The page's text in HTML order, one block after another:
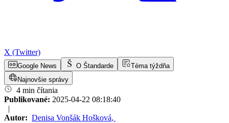
X (Twitter)
Google News O Štandarde
Téma týždňa
Najnovšie správy
4 min čítania
Publikované: 2025-04-22 08:18:40
|
Autor: Denisa Vonšák Hošková,